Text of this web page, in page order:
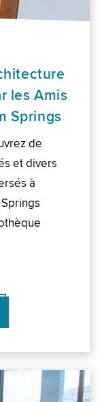
les Amis
Springs
de
et divers
à